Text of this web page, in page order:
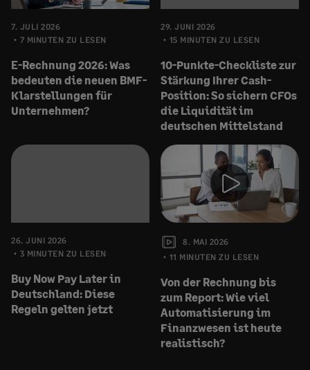
7. JULI 2026
7 MINUTEN ZU LESEN
E-Rechnung 2026: Was
bedeuten die neuen BMF-
Klarstellungen für
Unternehmen?
29. JUNI 2026
15 MINUTEN ZU LESEN
10-Punkte-Checkliste zur
Stärkung Ihrer Cash-
Position: So sichern CFOs
die Liquidität im
deutschen Mittelstand
26. JUNI 2026
3 MINUTEN ZU LESEN
Buy Now Pay Later in
Deutschland: Diese
Regeln gelten jetzt
8. MAI 2026
11 MINUTEN ZU LESEN
Von der Rechnung bis
zum Report: Wie viel
Automatisierung im
Finanzwesen ist heute
realistisch?